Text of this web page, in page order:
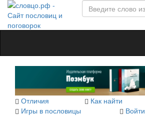
Отличия Как найти
Игры в пословицы
Войти